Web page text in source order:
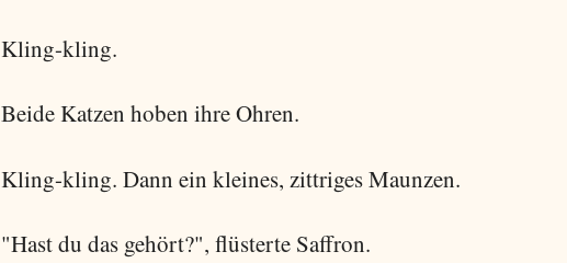
Kling-kling.
Beide Katzen hoben ihre Ohren.
Kling-kling. Dann ein kleines, zittriges Maunzen.
"Hast du das gehört?", flüsterte Saffron.